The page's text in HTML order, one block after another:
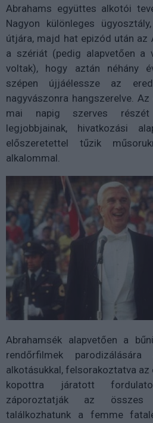
Abrahams együttes alkotói
Nagyon különleges
útjára, majd hat epizód után az
a szériát (pedig alapvetően a
voltak), hogy aztán néhány
szépen újjáélessze az
nagyvászonra hangszerelve.
mai napig szerves
legjobbjainak, hivatkozási
előszeretettel tűzik
alkalommal.
Abrahamsék alapvetően a
rendőrfilmek
alkotásukkal, felsorakoztatva
kopottra járatott
záporoztatják az
találkozhatunk a femme